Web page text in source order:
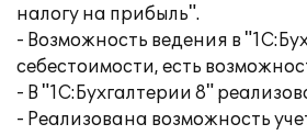
налогу на прибыль".
- Возможность ведения в
себестоимости, есть
- В "1С:Бухгалтерии 8"
- Реализована возможность